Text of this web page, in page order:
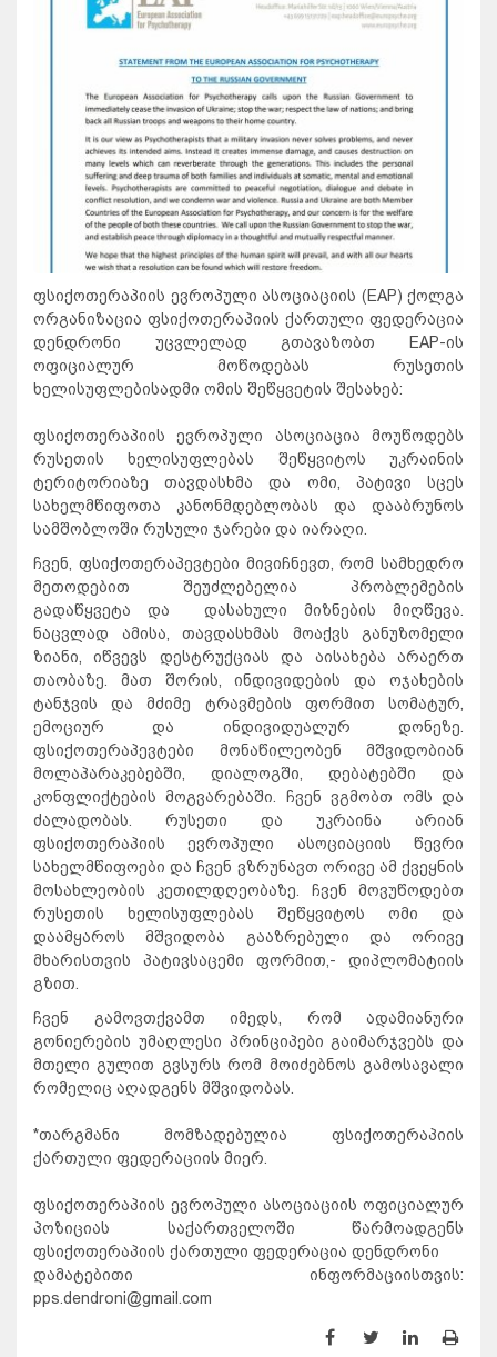
ფსიქოთერაპიის ევროპული ასოციაციის (EAP) ქოლგა
ორგანიზაცია ფსიქოთერაპიის ქართული ფედერაცია
დენდრონი უცვლელად გთავაზობთ EAP-ის
ოფიციალურ მოწოდებას რუსეთის
ხელისუფლებისადმი ომის შეწყვეტის შესახებ:
ფსიქოთერაპიის ევროპული ასოციაცია მოუწოდებს
რუსეთის ხელისუფლებას შეწყვიტოს უკრაინის
ტერიტორიაზე თავდასხმა და ომი, პატივი სცეს
სახელმწიფოთა კანონმდებლობას და დააბრუნოს
სამშობლოში რუსული ჯარები და იარაღი.
ჩვენ, ფსიქოთერაპევტები მივიჩნევთ, რომ სამხედრო
მეთოდებით შეუძლებელია პრობლემების
გადაწყვეტა და დასახული მიზნების მიღწევა.
ნაცვლად ამისა, თავდასხმას მოაქვს განუზომელი
ზიანი, იწვევს დესტრუქციას და აისახება არაერთ
თაობაზე. მათ შორის, ინდივიდების და ოჯახების
ტანჯვის და მძიმე ტრავმების ფორმით სომატურ,
ემოციურ და ინდივიდუალურ დონეზე.
ფსიქოთერაპევტები მონაწილეობენ მშვიდობიან
მოლაპარაკებებში, დიალოგში, დებატებში და
კონფლიქტების მოგვარებაში. ჩვენ ვგმობთ ომს და
ძალადობას. რუსეთი და უკრაინა არიან
ფსიქოთერაპიის ევროპული ასოციაციის წევრი
სახელმწიფოები და ჩვენ ვზრუნავთ ორივე ამ ქვეყნის
მოსახლეობის კეთილდღეობაზე. ჩვენ მოვუწოდებთ
რუსეთის ხელისუფლებას შეწყვიტოს ომი და
დაამყაროს მშვიდობა გააზრებული და ორივე
მხარისთვის პატივსაცემი ფორმით,- დიპლომატიის
გზით.
ჩვენ გამოვთქვამთ იმედს, რომ ადამიანური
გონიერების უმაღლესი პრინციპები გაიმარჯვებს და
მთელი გულით გვსურს რომ მოიძებნოს გამოსავალი
რომელიც აღადგენს მშვიდობას.
*თარგმანი მომზადებულია ფსიქოთერაპიის
ქართული ფედერაციის მიერ.
ფსიქოთერაპიის ევროპული ასოციაციის ოფიციალურ
პოზიციას საქართველოში წარმოადგენს
ფსიქოთერაპიის ქართული ფედერაცია დენდრონი
დამატებითი ინფორმაციისთვის:
pps.dendroni@gmail.com